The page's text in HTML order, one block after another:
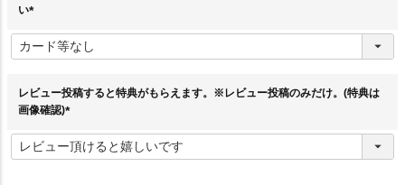
い
必
須
レビュー投稿すると特典がもらえます。※レビュー投稿のみだけ。(特典は
画像確認)
必
須